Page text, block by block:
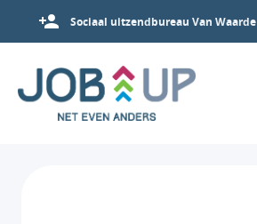
Sociaal uitzendbureau Van Waarde